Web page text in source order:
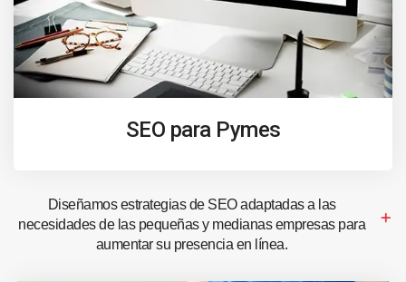
SEO para Pymes
Diseñamos estrategias de SEO adaptadas a las
necesidades de las pequeñas y medianas empresas para
aumentar su presencia en línea.